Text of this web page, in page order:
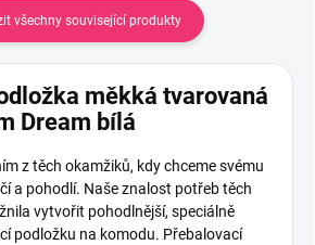
všechny související produkty
měkká tvarovaná
Dream bílá
z těch okamžiků, kdy chceme svému
a pohodlí. Naše znalost potřeb těch
vytvořit pohodlnější, speciálně
podložku na komodu. Přebalovací